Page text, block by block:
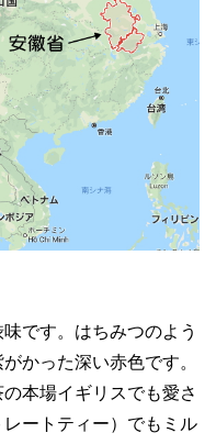
です。はちみつのよう
かった深い赤色です。
本場イギリスでも愛さ
ートティー）でもミル